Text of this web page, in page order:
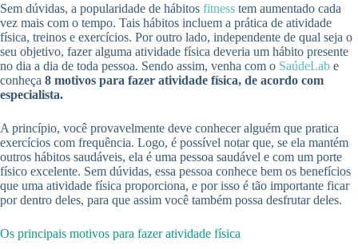
Sem dúvidas, a popularidade de hábitos fitness tem aumentado cada
vez mais com o tempo. Tais hábitos incluem a prática de atividade
física, treinos e exercícios. Por outro lado, independente de qual seja o
seu objetivo, fazer alguma atividade física deveria um hábito presente
no dia a dia de toda pessoa. Sendo assim, venha com o SaúdeLab e
conheça 8 motivos para fazer atividade física, de acordo com
especialista.
A princípio, você provavelmente deve conhecer alguém que pratica
exercícios com frequência. Logo, é possível notar que, se ela mantém
outros hábitos saudáveis, ela é uma pessoa saudável e com um porte
físico excelente. Sem dúvidas, essa pessoa conhece bem os benefícios
que uma atividade física proporciona, e por isso é tão importante ficar
por dentro deles, para que assim você também possa desfrutar deles.
Os principais motivos para fazer atividade física